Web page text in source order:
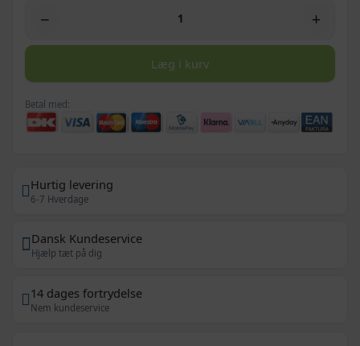
− +
Læg i kurv
Betal med:
Hurtig levering
6-7 Hverdage
Dansk Kundeservice
Hjælp tæt på dig
14 dages fortrydelse
Nem kundeservice